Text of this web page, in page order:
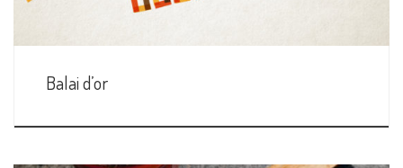
Balai d’or